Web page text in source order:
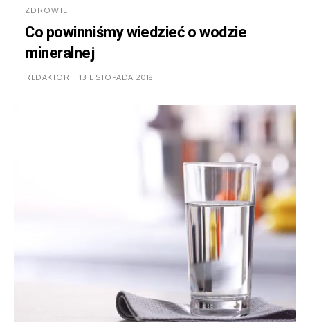
ZDROWIE
Co powinniśmy wiedzieć o wodzie
mineralnej
REDAKTOR 13 LISTOPADA 2018